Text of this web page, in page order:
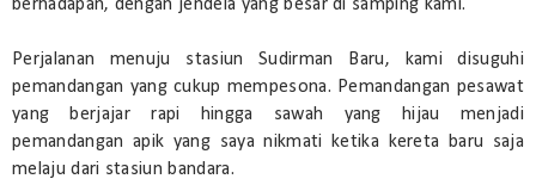
berhadapan, dengan jendela yang besar di samping kami.
Perjalanan menuju stasiun Sudirman Baru, kami disuguhi
pemandangan yang cukup mempesona. Pemandangan pesawat
yang berjajar rapi hingga sawah yang hijau menjadi
pemandangan apik yang saya nikmati ketika kereta baru saja
melaju dari stasiun bandara.